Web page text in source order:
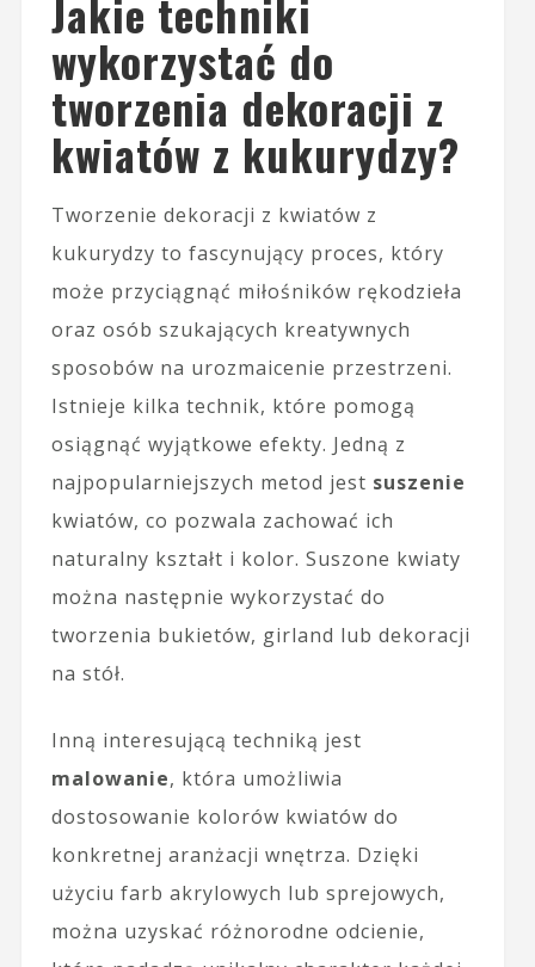
Jakie techniki
wykorzystać do
tworzenia dekoracji z
kwiatów z kukurydzy?
Tworzenie dekoracji z kwiatów z
kukurydzy to fascynujący proces, który
może przyciągnąć miłośników rękodzieła
oraz osób szukających kreatywnych
sposobów na urozmaicenie przestrzeni.
Istnieje kilka technik, które pomogą
osiągnąć wyjątkowe efekty. Jedną z
najpopularniejszych metod jest suszenie
kwiatów, co pozwala zachować ich
naturalny kształt i kolor. Suszone kwiaty
można następnie wykorzystać do
tworzenia bukietów, girland lub dekoracji
na stół.
Inną interesującą techniką jest
malowanie, która umożliwia
dostosowanie kolorów kwiatów do
konkretnej aranżacji wnętrza. Dzięki
użyciu farb akrylowych lub sprejowych,
można uzyskać różnorodne odcienie,